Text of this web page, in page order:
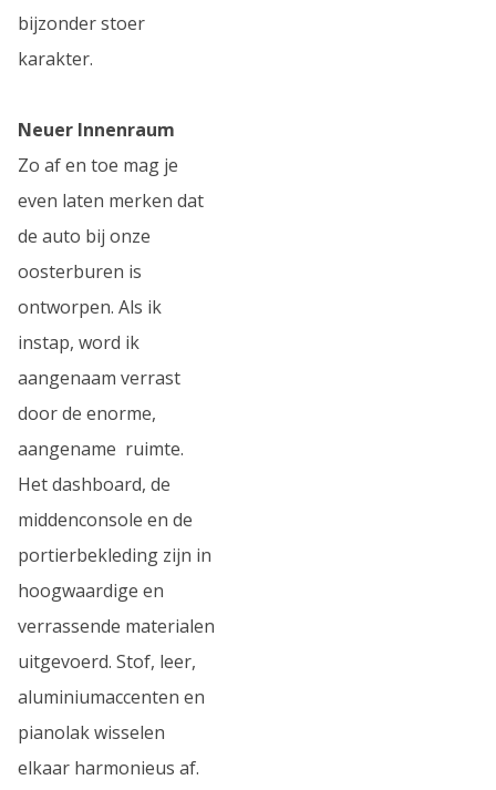
bijzonder stoer
karakter.
Neuer Innenraum
Zo af en toe mag je
even laten merken dat
de auto bij onze
oosterburen is
ontworpen. Als ik
instap, word ik
aangenaam verrast
door de enorme,
aangename ruimte.
Het dashboard, de
middenconsole en de
portierbekleding zijn in
hoogwaardige en
verrassende materialen
uitgevoerd. Stof, leer,
aluminiumaccenten en
pianolak wisselen
elkaar harmonieus af.